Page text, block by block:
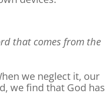
that comes from the
we neglect it, our
we find that God has